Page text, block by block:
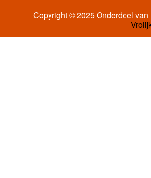
Copyright © 2025 Onderdeel van